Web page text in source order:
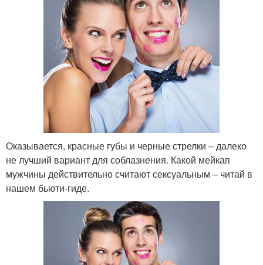
Оказывается, красные губы и черные стрелки – далеко
не лучший вариант для соблазнения. Какой мейкап
мужчины действительно считают сексуальным – читай в
нашем бьюти-гиде.